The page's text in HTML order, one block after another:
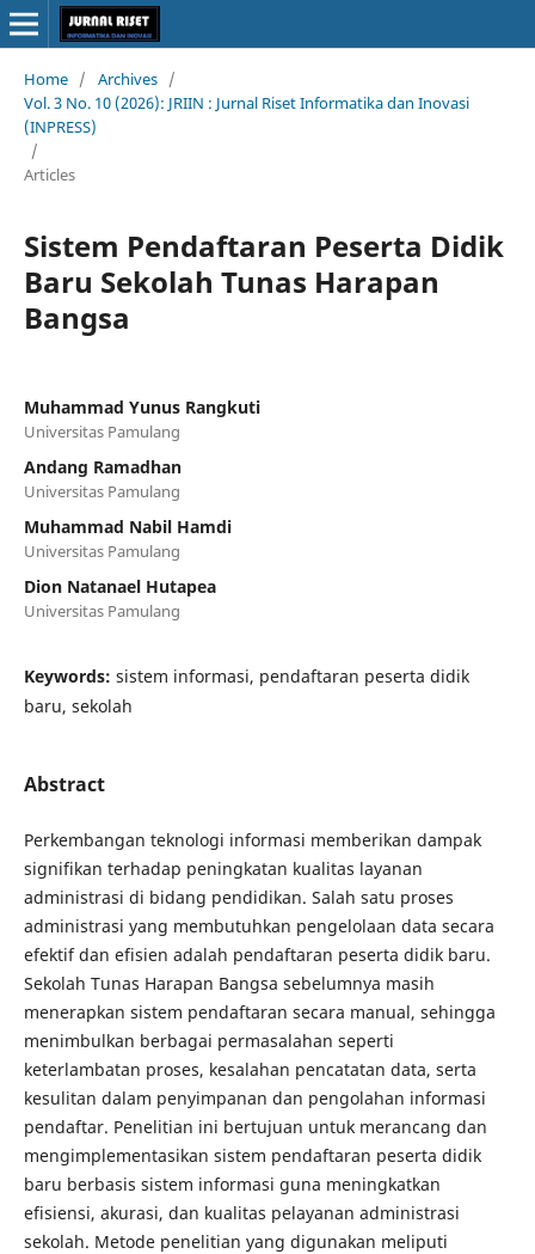
Home / Archives /
Vol. 3 No. 10 (2026): JRIIN : Jurnal Riset Informatika dan Inovasi
(INPRESS)
/
Articles
Sistem Pendaftaran Peserta Didik
Baru Sekolah Tunas Harapan
Bangsa
Muhammad Yunus Rangkuti
Universitas Pamulang
Andang Ramadhan
Universitas Pamulang
Muhammad Nabil Hamdi
Universitas Pamulang
Dion Natanael Hutapea
Universitas Pamulang
Keywords: sistem informasi, pendaftaran peserta didik
baru, sekolah
Abstract
Perkembangan teknologi informasi memberikan dampak
signifikan terhadap peningkatan kualitas layanan
administrasi di bidang pendidikan. Salah satu proses
administrasi yang membutuhkan pengelolaan data secara
efektif dan efisien adalah pendaftaran peserta didik baru.
Sekolah Tunas Harapan Bangsa sebelumnya masih
menerapkan sistem pendaftaran secara manual, sehingga
menimbulkan berbagai permasalahan seperti
keterlambatan proses, kesalahan pencatatan data, serta
kesulitan dalam penyimpanan dan pengolahan informasi
pendaftar. Penelitian ini bertujuan untuk merancang dan
mengimplementasikan sistem pendaftaran peserta didik
baru berbasis sistem informasi guna meningkatkan
efisiensi, akurasi, dan kualitas pelayanan administrasi
sekolah. Metode penelitian yang digunakan meliputi